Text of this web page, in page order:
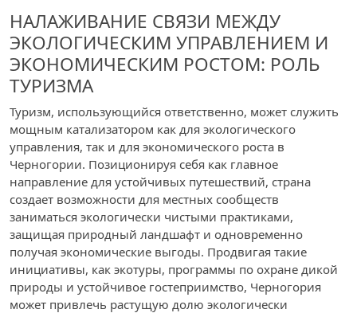
НАЛАЖИВАНИЕ СВЯЗИ МЕЖДУ
ЭКОЛОГИЧЕСКИМ УПРАВЛЕНИЕМ И
ЭКОНОМИЧЕСКИМ РОСТОМ: РОЛЬ
ТУРИЗМА
Туризм, использующийся ответственно, может служить
мощным катализатором как для экологического
управления, так и для экономического роста в
Черногории. Позиционируя себя как главное
направление для устойчивых путешествий, страна
создает возможности для местных сообществ
заниматься экологически чистыми практиками,
защищая природный ландшафт и одновременно
получая экономические выгоды. Продвигая такие
инициативы, как экотуры, программы по охране дикой
природы и устойчивое гостеприимство, Черногория
может привлечь растущую долю экологически